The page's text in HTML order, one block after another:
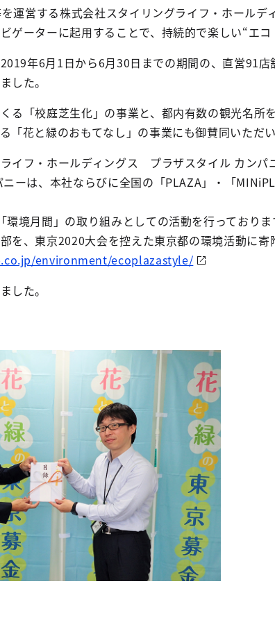
運営する株式会社スタイリングライフ・ホール
ゲーターに起用することで、持続的で楽しい“エ
年6月1日から6月30日までの期間の、直営91
した。
る「校庭芝生化」の事業と、都内有数の観光名
「花と緑のおもてなし」の事業にも御賛同いただい
イフ・ホールディングス プラザスタイル カンパ
ニーは、本社ならびに全国の「PLAZA」・「
環境月間」の取り組みとしての活動を行っており
を、東京2020大会を控えた東京都の環境活動に寄
environment/ecoplazastyle/
した。